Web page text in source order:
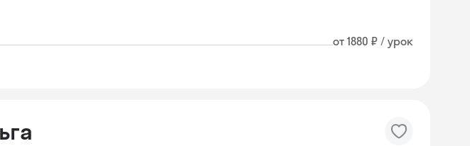
от 1880 ₽ / урок